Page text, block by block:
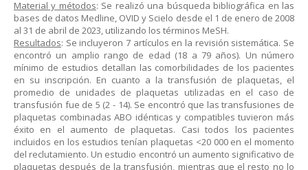
Material y métodos: Se realizó una búsqueda bibliográfica en las
bases de datos Medline, OVID y Scielo desde el 1 de enero de 2008
al 31 de abril de 2023, utilizando los términos MeSH.
Resultados: Se incluyeron 7 artículos en la revisión sistemática. Se
encontró un amplio rango de edad (18 a 79 años). Un número
mínimo de estudios detallan las comorbilidades de los pacientes
en su inscripción. En cuanto a la transfusión de plaquetas, el
promedio de unidades de plaquetas utilizadas en el caso de
transfusión fue de 5 (2 - 14). Se encontró que las transfusiones de
plaquetas combinadas ABO idénticas y compatibles tuvieron más
éxito en el aumento de plaquetas. Casi todos los pacientes
incluidos en los estudios tenían plaquetas <20 000 en el momento
del reclutamiento. Un estudio encontró un aumento significativo de
plaquetas después de la transfusión, mientras que el resto no lo